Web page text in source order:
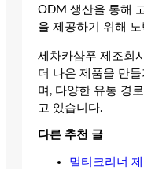
ODM 생산을 통해
을 제공하기 위해
세차카샴푸 제조회
더 나은 제품을 만
며, 다양한 유통 경
고 있습니다.
다른 추천 글
멀티크리너